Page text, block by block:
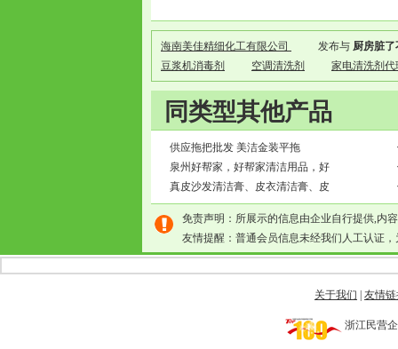
海南美佳精细化工有限公司 发布与 厨房脏
豆浆机消毒剂
空调清洗剂 家电清洗剂代
同类型其他产品
供应拖把批发 美洁金装平拖
泉州好帮家，好帮家清洁用品，好
真皮沙发清洁膏、皮衣清洁膏、皮
免责声明：所展示的信息由企业自行提供,内
友情提醒：普通会员信息未经我们人工认证
关于我们 友情
浙江民营